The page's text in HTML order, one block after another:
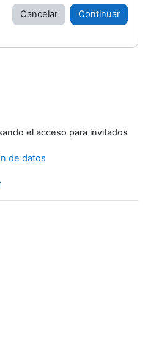
Cancelar Continuar
el acceso para invitados
de datos